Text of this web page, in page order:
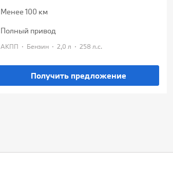
Менее 100 км
полный привод
АКПП · Бензин · 2,0 л · 258 л.с.
Получить предложение